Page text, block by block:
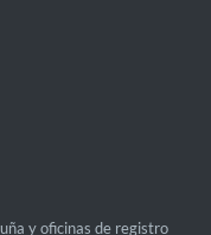
y oficinas de registro